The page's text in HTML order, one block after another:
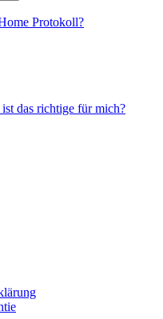
Protokoll?
das richtige für mich?